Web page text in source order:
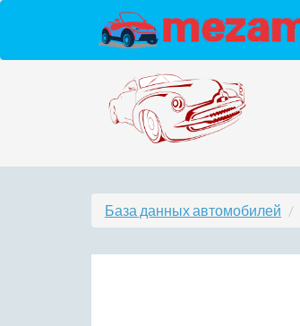
База данных автомобилей